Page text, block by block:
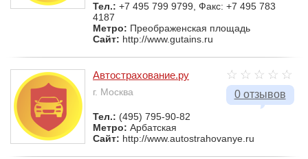
Тел.: +7 495 799 9799, Факс: +7 495 783
4187
Метро: Преображенская площадь
Сайт: http://www.gutains.ru
0 отзывов
Автострахование.ру
г. Москва
Тел.: (495) 795-90-82
Метро: Арбатская
Сайт: http://www.autostrahovanye.ru